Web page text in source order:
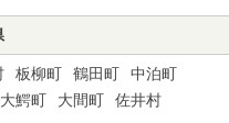
板柳町 鶴田町
中泊町
大鰐町 大間町 佐井村